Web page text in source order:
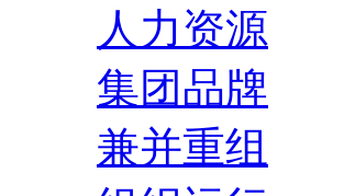
人力资源
集团品牌
兼并重组